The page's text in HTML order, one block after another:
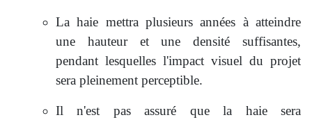
La haie mettra plusieurs années à atteindre
une hauteur et une densité suffisantes,
pendant lesquelles l'impact visuel du projet
sera pleinement perceptible.
Il n'est pas assuré que la haie sera